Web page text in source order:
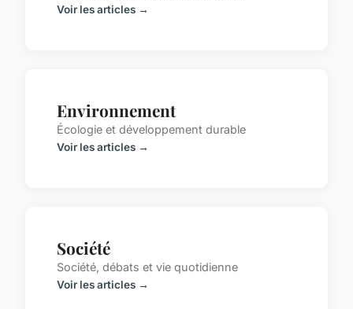
Voir les articles →
Environnement
Écologie et développement durable
Voir les articles →
Société
Société, débats et vie quotidienne
Voir les articles →